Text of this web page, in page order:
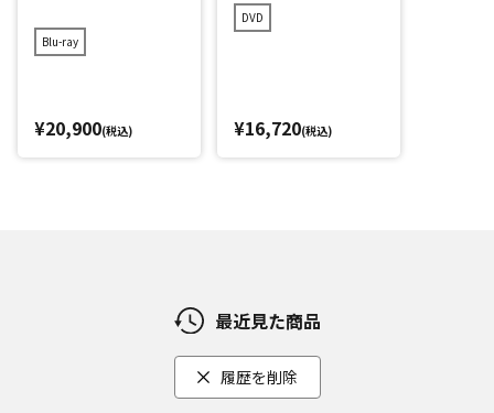
Blu-ray
¥20,900(税込)
DVD
¥16,720(税込)
最近見た商品
履歴を削除